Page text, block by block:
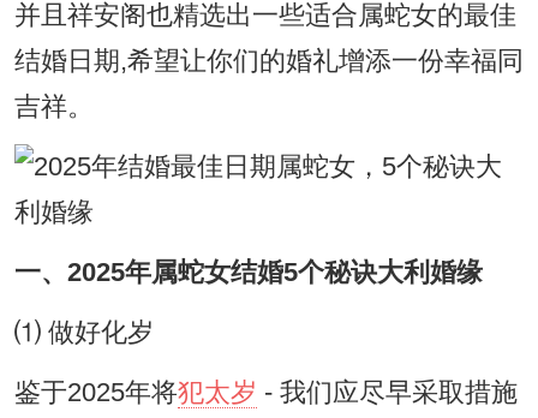
并且祥安阁也精选出一些适合属蛇女的最佳
结婚日期,希望让你们的婚礼增添一份幸福同
吉祥。
一、2025年属蛇女结婚5个秘诀大利婚缘
⑴ 做好化岁
鉴于2025年将犯太岁 - 我们应尽早采取措施